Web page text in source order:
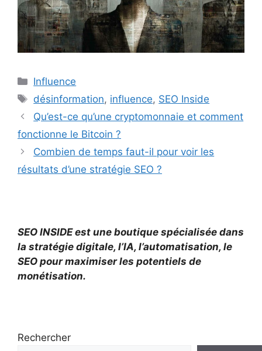
Catégories
Influence
Étiquettes
désinformation, influence, SEO Inside
Qu’est-ce qu’une cryptomonnaie et comment
fonctionne le Bitcoin ?
Combien de temps faut-il pour voir les
résultats d’une stratégie SEO ?
SEO INSIDE est une boutique spécialisée dans
la stratégie digitale, l’IA, l’automatisation, le
SEO pour maximiser les potentiels de
monétisation.
Rechercher